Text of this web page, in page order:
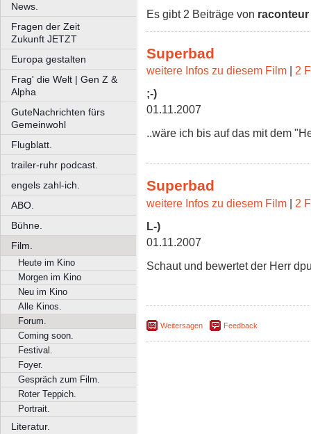
News.
Fragen der Zeit
Zukunft JETZT
Europa gestalten
Frag' die Welt | Gen Z &
Alpha
GuteNachrichten fürs
Gemeinwohl
Flugblatt.
trailer-ruhr podcast.
engels zahl-ich.
ABO.
Bühne.
Film.
Heute im Kino
Morgen im Kino
Neu im Kino
Alle Kinos.
Forum.
Coming soon.
Festival.
Foyer.
Gespräch zum Film.
Roter Teppich.
Portrait.
Literatur.
Es gibt 2 Beiträge von raconteur
Superbad
weitere Infos zu diesem Film | 2
;-)
01.11.2007
..wäre ich bis auf das mit dem
Superbad
weitere Infos zu diesem Film | 2
L-)
01.11.2007
Schaut und bewertet der Herr
Weitersagen Feedback